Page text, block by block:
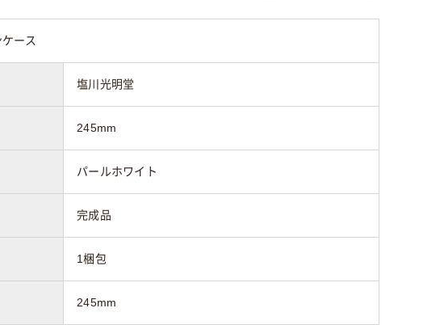
ース
塩川光明堂
245mm
パールホワイト
完成品
1梱包
245mm